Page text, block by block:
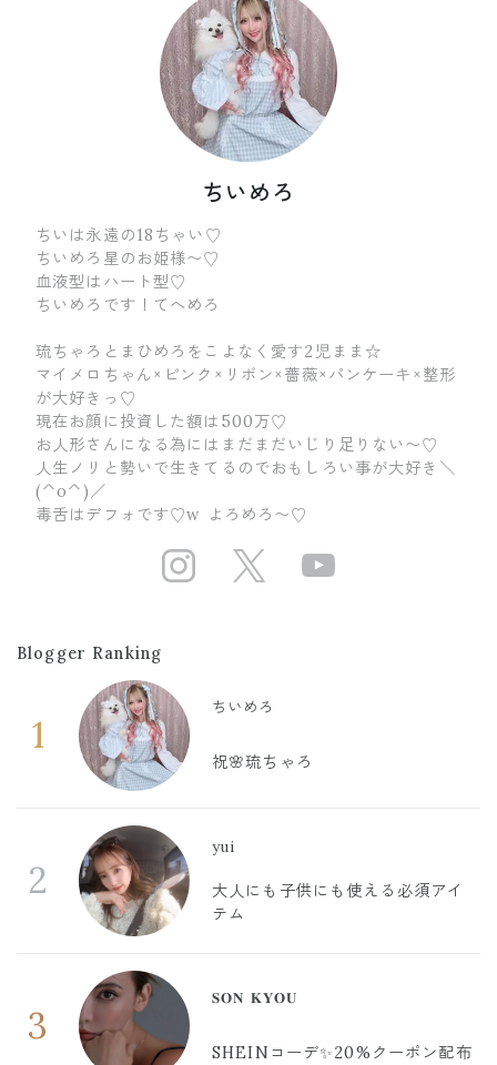
ちいめろ
ちいは永遠の18ちゃい♡
ちいめろ星のお姫様〜♡
血液型はハート型♡
ちいめろです！てへめろ
琉ちゃろとまひめろをこよなく愛す2児まま☆
マイメロちゃん×ピンク×リボン×薔薇×パンケーキ×整形
が大好きっ♡
現在お顔に投資した額は500万♡
お人形さんになる為にはまだまだいじり足りない〜♡
人生ノリと勢いで生きてるのでおもしろい事が大好き＼
(^o^)／
毒舌はデフォです♡w よろめろ〜♡
https://https://
Blogger Ranking
1
ちいめろ
祝🌸琉ちゃろ
2
yui
大人にも子供にも使える必須アイ
テム
3
𝐒𝐎𝐍 𝐊𝐘𝐎𝐔
SHEINコーデ✨20%クーポン配布